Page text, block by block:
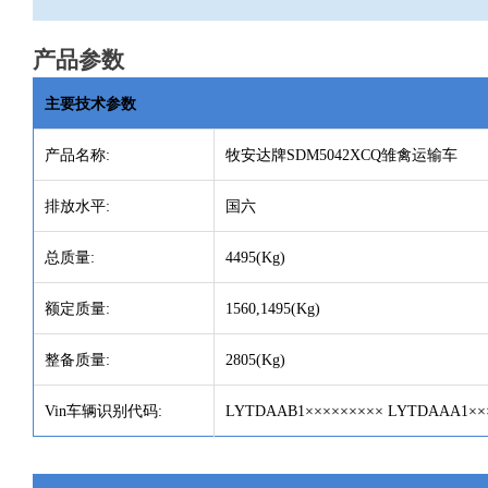
产品参数
主要技术参数
产品名称: 牧安达牌SDM5042XCQ雏禽运输车
排放水平: 国六
总质量: 4495(Kg)
额定质量: 1560,1495(Kg)
整备质量: 2805(Kg)
Vin车辆识别代码: LYTDAAB1×××××××××